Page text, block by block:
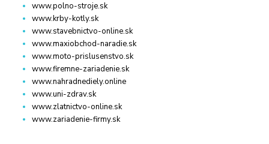
www.polno-stroje.sk
www.krby-kotly.sk
www.stavebnictvo-online.sk
www.maxiobchod-naradie.sk
www.moto-prislusenstvo.sk
www.firemne-zariadenie.sk
www.nahradnediely.online
www.uni-zdrav.sk
www.zlatnictvo-online.sk
www.zariadenie-firmy.sk